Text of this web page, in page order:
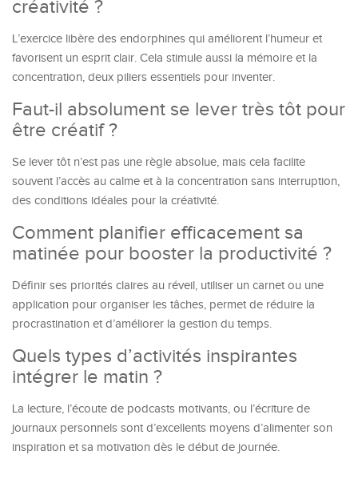
créativité ?
L’exercice libère des endorphines qui améliorent l’humeur et
favorisent un esprit clair. Cela stimule aussi la mémoire et la
concentration, deux piliers essentiels pour inventer.
Faut-il absolument se lever très tôt pour
être créatif ?
Se lever tôt n’est pas une règle absolue, mais cela facilite
souvent l’accès au calme et à la concentration sans interruption,
des conditions idéales pour la créativité.
Comment planifier efficacement sa
matinée pour booster la productivité ?
Définir ses priorités claires au réveil, utiliser un carnet ou une
application pour organiser les tâches, permet de réduire la
procrastination et d’améliorer la gestion du temps.
Quels types d’activités inspirantes
intégrer le matin ?
La lecture, l’écoute de podcasts motivants, ou l’écriture de
journaux personnels sont d’excellents moyens d’alimenter son
inspiration et sa motivation dès le début de journée.